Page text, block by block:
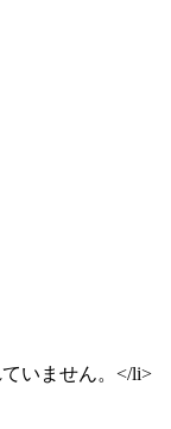
いません。</li>